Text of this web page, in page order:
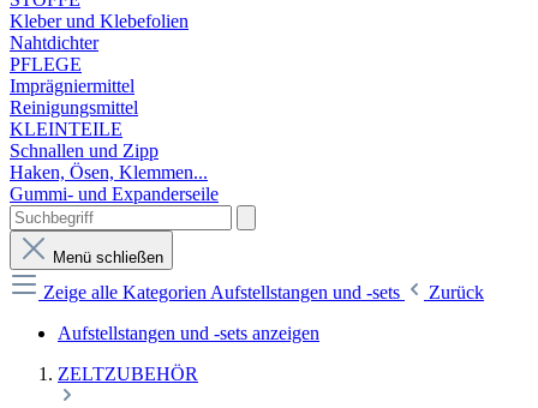
Kleber und Klebefolien
Nahtdichter
PFLEGE
Imprägniermittel
Reinigungsmittel
KLEINTEILE
Schnallen und Zipp
Haken, Ösen, Klemmen...
Gummi- und Expanderseile
Menü schließen
Zeige alle Kategorien Aufstellstangen und -sets
Zurück
Aufstellstangen und -sets anzeigen
ZELTZUBEHÖR